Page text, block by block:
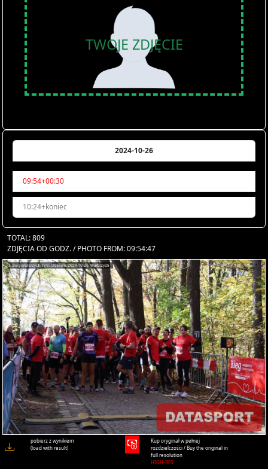
TWOJE ZDJĘCIE
2024-10-26
09:54+00:30
10:24+koniec
TOTAL: 809
ZDJĘCIA OD GODZ. / PHOTO FROM: 09:54:47
pobierz z wynikiem
(load with result)
Kup oryginał w pełnej
rozdzielczości / Buy the original in
full resolution
HIGH-RES